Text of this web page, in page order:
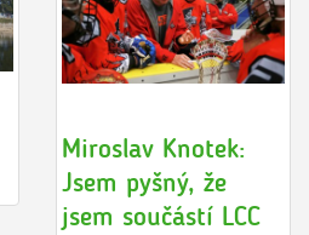
Miroslav Knotek:
Jsem pyšný, že
jsem součástí LCC